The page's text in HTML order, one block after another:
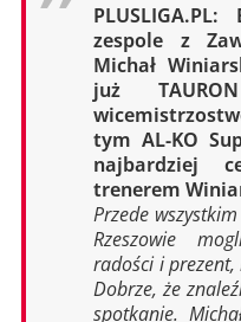
zespole z
Michał
już
tym AL-KO
najbardziej
trenerem
Przede
Rzeszowie
radości i prezent,
Dobrze, że
spotkanie.